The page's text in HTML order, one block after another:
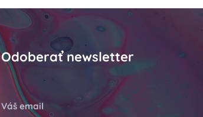
Odoberať newsletter
Váš email